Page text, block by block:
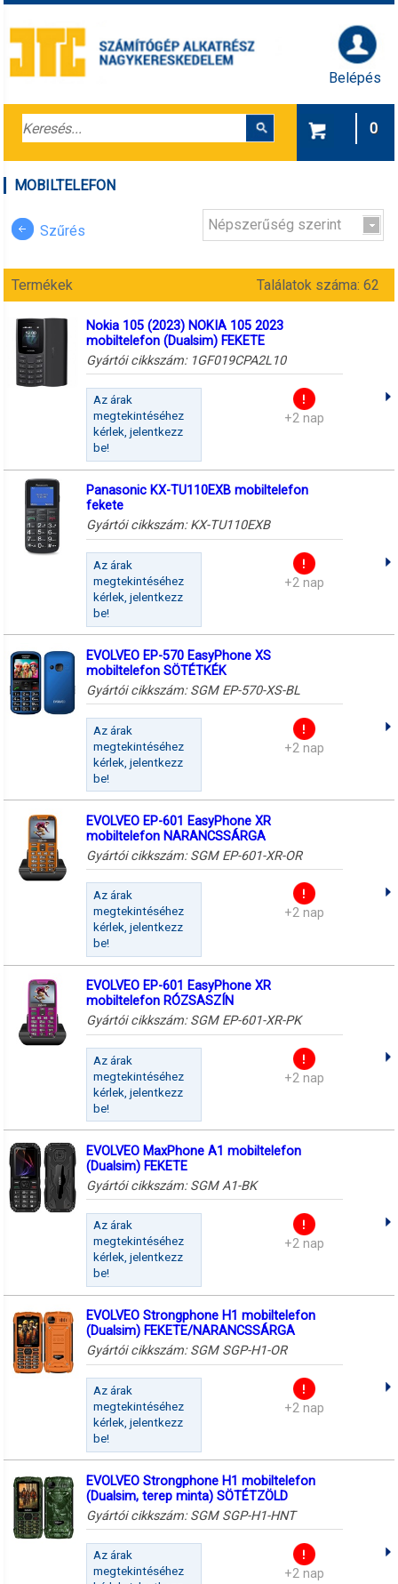
Belépés
0
MOBILTELEFON
Szűrés Népszerűség szerint
Termékek Találatok száma: 62
Nokia 105 (2023) NOKIA 105 2023
mobiltelefon (Dualsim) FEKETE
Gyártói cikkszám: 1GF019CPA2L10
Az árak
megtekintéséhez
kérlek, jelentkezz
be!
+2 nap
Panasonic KX-TU110EXB mobiltelefon
fekete
Gyártói cikkszám: KX-TU110EXB
Az árak
megtekintéséhez
kérlek, jelentkezz
be!
+2 nap
EVOLVEO EP-570 EasyPhone XS
mobiltelefon SÖTÉTKÉK
Gyártói cikkszám: SGM EP-570-XS-BL
Az árak
megtekintéséhez
kérlek, jelentkezz
be!
+2 nap
EVOLVEO EP-601 EasyPhone XR
mobiltelefon NARANCSSÁRGA
Gyártói cikkszám: SGM EP-601-XR-OR
Az árak
megtekintéséhez
kérlek, jelentkezz
be!
+2 nap
EVOLVEO EP-601 EasyPhone XR
mobiltelefon RÓZSASZÍN
Gyártói cikkszám: SGM EP-601-XR-PK
Az árak
megtekintéséhez
kérlek, jelentkezz
be!
+2 nap
EVOLVEO MaxPhone A1 mobiltelefon
(Dualsim) FEKETE
Gyártói cikkszám: SGM A1-BK
Az árak
megtekintéséhez
kérlek, jelentkezz
be!
+2 nap
EVOLVEO Strongphone H1 mobiltelefon
(Dualsim) FEKETE/NARANCSSÁRGA
Gyártói cikkszám: SGM SGP-H1-OR
Az árak
megtekintéséhez
kérlek, jelentkezz
be!
+2 nap
EVOLVEO Strongphone H1 mobiltelefon
(Dualsim, terep minta) SÖTÉTZÖLD
Gyártói cikkszám: SGM SGP-H1-HNT
Az árak
megtekintéséhez
+2 nap